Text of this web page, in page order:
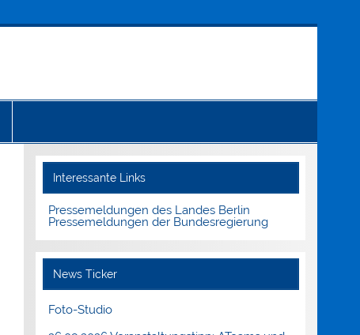
Interessante Links
Pressemeldungen des Landes Berlin
Pressemeldungen der Bundesregierung
News Ticker
Foto-Studio